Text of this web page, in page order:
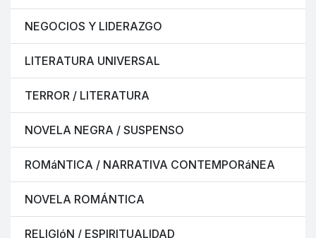
NEGOCIOS Y LIDERAZGO
LITERATURA UNIVERSAL
TERROR / LITERATURA
NOVELA NEGRA / SUSPENSO
ROMáNTICA / NARRATIVA CONTEMPORáNEA
NOVELA ROMÁNTICA
RELIGIóN / ESPIRITUALIDAD